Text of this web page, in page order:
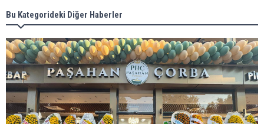
Bu Kategorideki Diğer Haberler